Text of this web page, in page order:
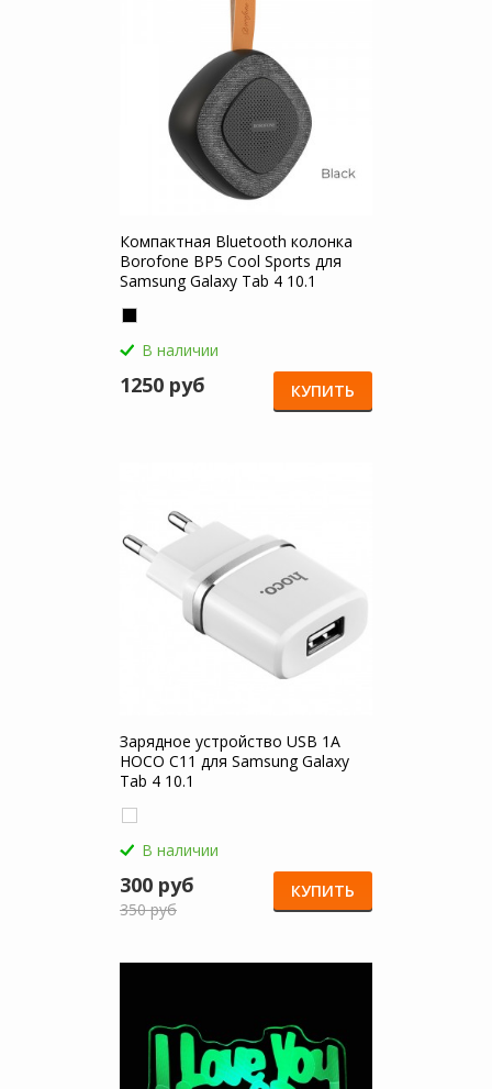
Компактная Bluetooth колонка
Borofone BP5 Cool Sports для
Samsung Galaxy Tab 4 10.1
В наличии
1250 руб КУПИТЬ
Зарядное устройство USB 1A
HOCO C11 для Samsung Galaxy
Tab 4 10.1
В наличии
300 руб
350 руб
КУПИТЬ